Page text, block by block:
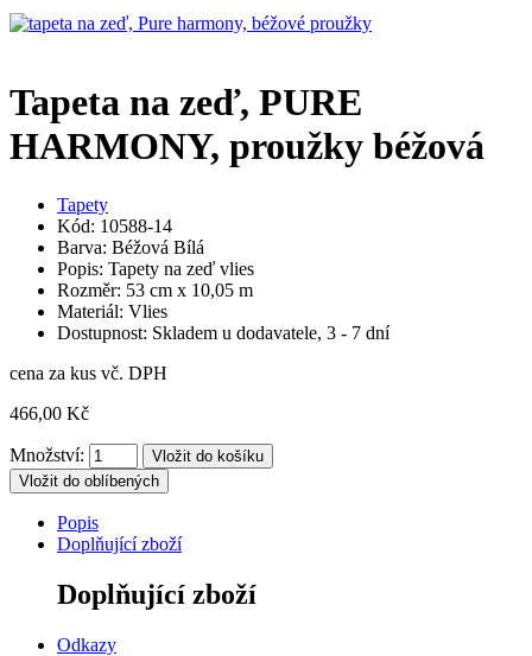
Tapeta na zeď, PURE
HARMONY, proužky béžová
Tapety
Kód: 10588-14
Barva: Béžová Bílá
Popis: Tapety na zeď vlies
Rozměr: 53 cm x 10,05 m
Materiál: Vlies
Dostupnost: Skladem u dodavatele, 3 - 7 dní
cena za kus vč. DPH
466,00 Kč
Množství:
Vložit do oblíbených
Popis
Doplňující zboží
Doplňující zboží
Odkazy